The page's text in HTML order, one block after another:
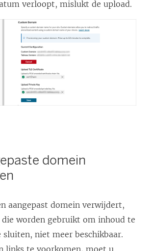
)
verloopt, mislukt de upload.
domein
aangepast domein verwijdert,
worden gebruikt om inhoud te
sluiten, niet meer beschikbaar.